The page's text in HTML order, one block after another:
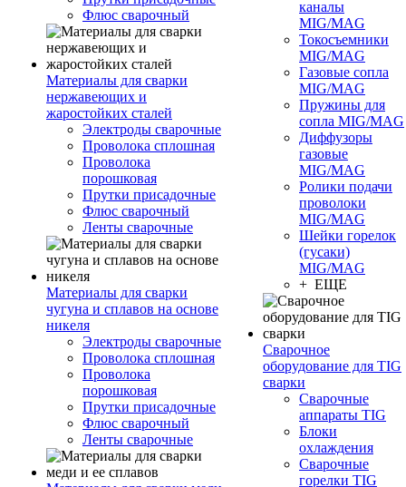
Флюс сварочный
Материалы для сварки
нержавеющих и
жаростойких сталей
Электроды сварочные
Проволока сплошная
Проволока
порошковая
Прутки присадочные
Флюс сварочный
Ленты сварочные
Материалы для сварки
чугуна и сплавов на основе
никеля
Электроды сварочные
Проволока сплошная
Проволока
порошковая
Прутки присадочные
Флюс сварочный
Ленты сварочные
каналы
MIG/MAG
Токосъемники
MIG/MAG
Газовые сопла
MIG/MAG
Пружины для
сопла MIG/MAG
Диффузоры
газовые
MIG/MAG
Ролики подачи
проволоки
MIG/MAG
Шейки горелок
(гусаки)
MIG/MAG
+ ЕЩЕ
Сварочное
оборудование для TIG
сварки
Сварочные
аппараты TIG
Блоки
охлаждения
Сварочные
горелки TIG